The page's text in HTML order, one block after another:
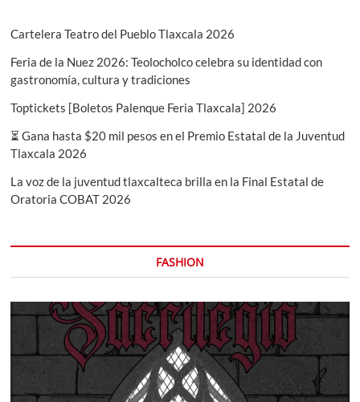
Cartelera Teatro del Pueblo Tlaxcala 2026
Feria de la Nuez 2026: Teolocholco celebra su identidad con
gastronomía, cultura y tradiciones
Toptickets [Boletos Palenque Feria Tlaxcala] 2026
⏳ Gana hasta $20 mil pesos en el Premio Estatal de la Juventud
Tlaxcala 2026
La voz de la juventud tlaxcalteca brilla en la Final Estatal de
Oratoria COBAT 2026
FASHION